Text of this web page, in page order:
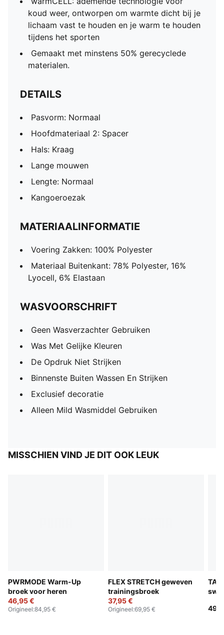
koud weer, ontworpen om warmte dicht bij je
lichaam vast te houden en je warm te houden
tijdens het sporten
Gemaakt met minstens 50% gerecyclede
materialen.
DETAILS
Pasvorm: Normaal
Hoofdmateriaal 2: Spacer
Hals: Kraag
Lange mouwen
Lengte: Normaal
Kangoeroezak
MATERIAALINFORMATIE
Voering Zakken: 100% Polyester
Materiaal Buitenkant: 78% Polyester, 16%
Lyocell, 6% Elastaan
WASVOORSCHRIFT
Geen Wasverzachter Gebruiken
Was Met Gelijke Kleuren
De Opdruk Niet Strijken
Binnenste Buiten Wassen En Strijken
Exclusief decoratie
Alleen Mild Wasmiddel Gebruiken
MISSCHIEN VIND JE DIT OOK LEUK
PWRMODE Warm-Up
broek voor heren
46,95 €
Origineel:84,95 €
FLEX STRETCH geweven
trainingsbroek
37,95 €
Origineel:69,95 €
TAD